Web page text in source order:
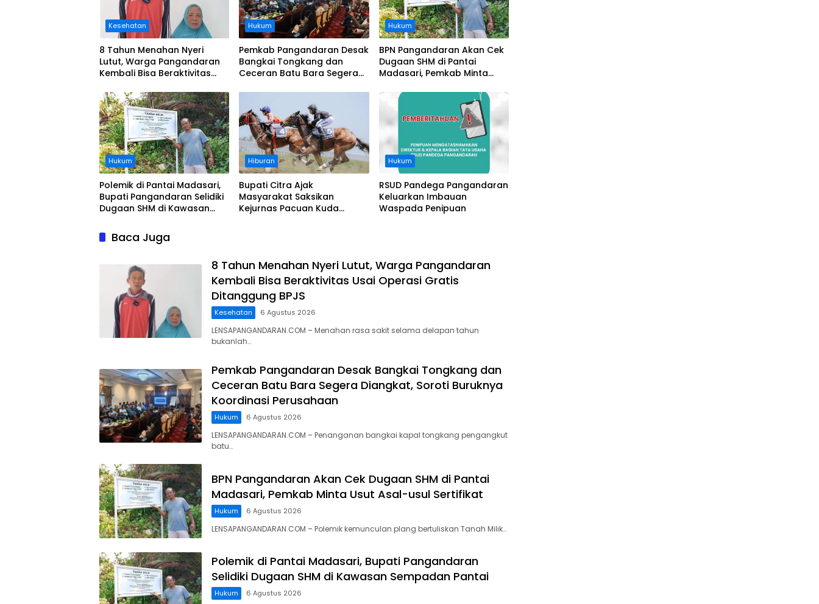
Kesehatan
8 Tahun Menahan Nyeri
Lutut, Warga Pangandaran
Kembali Bisa Beraktivitas
Ditanggung BPJS
Hukum
Pemkab Pangandaran Desak
Bangkai Tongkang dan
Ceceran Batu Bara Segera
Koordinasi Perusahaan
Hukum
BPN Pangandaran Akan Cek
Dugaan SHM di Pantai
Madasari, Pemkab Minta
Hukum
Polemik di Pantai Madasari,
Bupati Pangandaran Selidiki
Dugaan SHM di Kawasan
Hiburan
Bupati Citra Ajak
Masyarakat Saksikan
Kejurnas Pacuan Kuda
Hukum
RSUD Pandega Pangandaran
Keluarkan Imbauan
Waspada Penipuan
Baca Juga
8 Tahun Menahan Nyeri Lutut, Warga Pangandaran
Kembali Bisa Beraktivitas Usai Operasi Gratis
Ditanggung BPJS
Kesehatan 6 Agustus 2026
LENSAPANGANDARAN.COM – Menahan rasa sakit selama delapan tahun
bukanlah…
Pemkab Pangandaran Desak Bangkai Tongkang dan
Ceceran Batu Bara Segera Diangkat, Soroti Buruknya
Koordinasi Perusahaan
Hukum 6 Agustus 2026
LENSAPANGANDARAN.COM – Penanganan bangkai kapal tongkang pengangkut
batu…
BPN Pangandaran Akan Cek Dugaan SHM di Pantai
Madasari, Pemkab Minta Usut Asal-usul Sertifikat
Hukum 6 Agustus 2026
LENSAPANGANDARAN.COM – ‎Polemik kemunculan plang bertuliskan Tanah Milik…
Polemik di Pantai Madasari, Bupati Pangandaran
Selidiki Dugaan SHM di Kawasan Sempadan Pantai
Hukum 6 Agustus 2026